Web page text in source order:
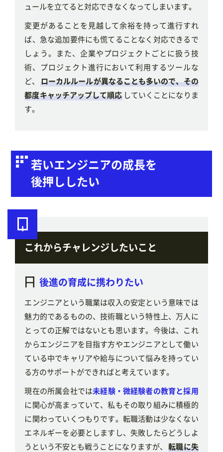
ュールを立てると対応できなくなってしまいます。
変更があることを見越して余裕を持って進行すれ
ば、急な追加要件にも慌てることなく対応できるで
しょう。また、企業やプロジェクトごとに扱う技
術、プロジェクト進行において利用するツールな
ど、
ローカルルールが異なることも多いので、その
都度キャッチアップして順応 していくことになりま
す。
若いエンジニアの成長を
後押ししたい
これからチャレンジしたいこと
後進の育成に携わりたい
エンジニアという職業は収入の安定という意味では
魅力的であるものの、技術職という特性上、万人に
とっての正解ではないとも思います。今後は、これ
からエンジニアを目指す方やエンジニアとして働い
ている中でキャリアや給与について悩みを持ってい
る方のサポートができればと考えています。
現在の所属会社では未経験・微経験者の教育と採用
に関心が高まっていて、私もその取り組みに積極的
に関わっていくつもりです。転職活動は少なくない
エネルギーを必要としますし、失敗したらどうしよ
うという不安とも戦うことになりますが、
転職に失